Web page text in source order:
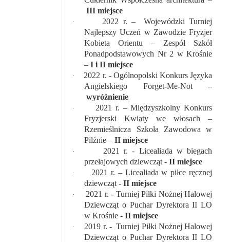
III miejsce
·
2022 r. – Wojewódzki Turniej
Najlepszy Uczeń w Zawodzie Fryzjer
Kobieta Orientu – Zespół Szkół
Ponadpodstawowych Nr 2 w Krośnie
–I i II miejsce
·
2022 r. - Ogólnopolski Konkurs Języka
Angielskiego Forget-Me-Not –
wyróżnienie
·
2021 r. – Międzyszkolny Konkurs
Fryzjerski Kwiaty we włosach –
Rzemieślnicza Szkoła Zawodowa w
Pilźnie –II miejsce
·
2021 r. - Licealiada w biegach
przełajowych dziewcząt -II miejsce
·
2021 r. – Licealiada w piłce ręcznej
dziewcząt -II miejsce
·
2021 r. - Turniej Piłki Nożnej Halowej
Dziewcząt o Puchar Dyrektora II LO
w Krośnie -II miejsce
·
2019 r. - Turniej Piłki Nożnej Halowej
Dziewcząt o Puchar Dyrektora II LO